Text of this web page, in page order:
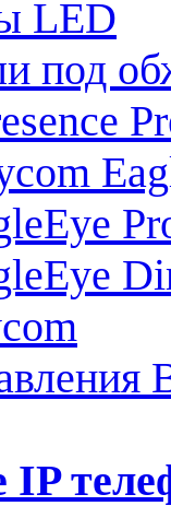
LED
под
IP